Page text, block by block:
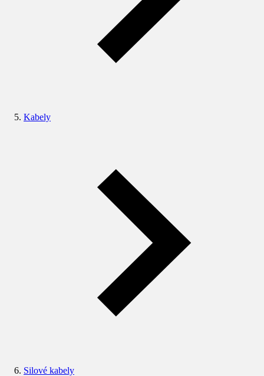
Kabely
Silové kabely